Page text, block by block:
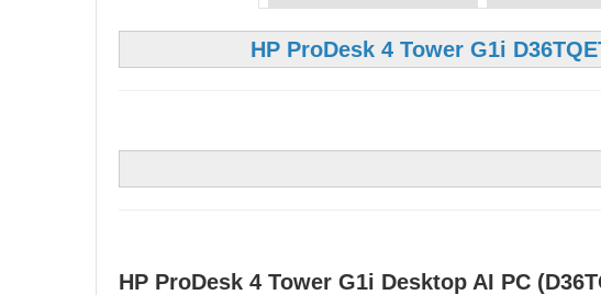
HP ProDesk 4 Tower G1i
HP ProDesk 4 Tower G1i Desktop AI PC